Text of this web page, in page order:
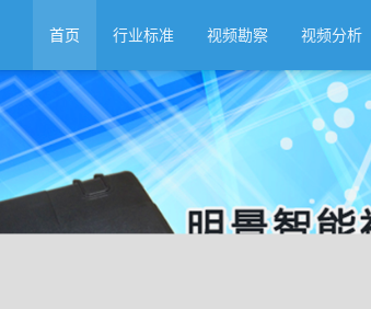
首页 行业标准 视频勘察 视频分析